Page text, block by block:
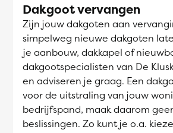
Dakgoot vervangen
Zijn jouw dakgoten aan
simpelweg nieuwe dakgoten
je aanbouw, dakkapel of
dakgootspecialisten van De
en adviseren je graag. Een
voor de uitstraling van jouw
bedrijfspand, maak daarom
beslissingen. Zo kunt je o.a.